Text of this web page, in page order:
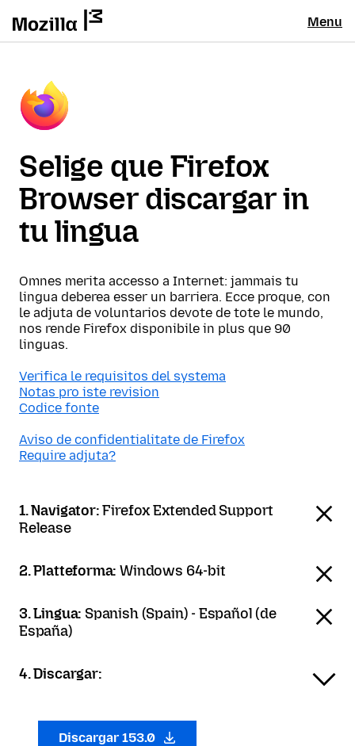
Menu
Selige que Firefox
Browser discargar in
tu lingua
Omnes merita accesso a Internet: jammais tu
lingua deberea esser un barriera. Ecce proque, con
le adjuta de voluntarios devote de tote le mundo,
nos rende Firefox disponibile in plus que 90
linguas.
Verifica le requisitos del systema
Notas pro iste revision
Codice fonte
Aviso de confidentialitate de Firefox
Require adjuta?
1. Navigator:Firefox Extended Support
Release
2. Platteforma:Windows 64-bit
3. Lingua: Spanish (Spain) - Español (de
España)
4. Discargar:
Discargar 153.0